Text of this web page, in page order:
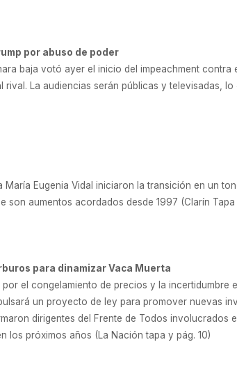
por abuso de poder
baja votó ayer el inicio del impeachment contra
La audiencias serán públicas y televisadas,
Eugenia Vidal iniciaron la transición en un
son aumentos acordados desde 1997 (Clarín
para dinamizar Vaca Muerta
el congelamiento de precios y la incertidumbre
un proyecto de ley para promover nuevas
dirigentes del Frente de Todos involucrados
los próximos años (La Nación tapa y pág. 10)